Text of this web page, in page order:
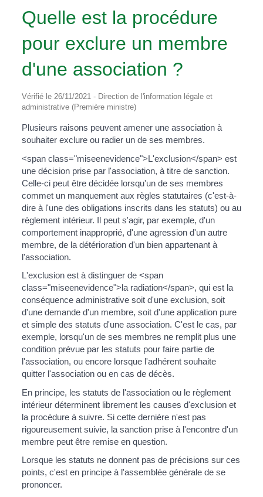
Quelle est la procédure
pour exclure un membre
d'une association ?
Vérifié le 26/11/2021 - Direction de l'information légale et
administrative (Première ministre)
Plusieurs raisons peuvent amener une association à
souhaiter exclure ou radier un de ses membres.
<span class="miseenevidence">L'exclusion</span> est
une décision prise par l'association, à titre de sanction.
Celle-ci peut être décidée lorsqu'un de ses membres
commet un manquement aux règles statutaires (c'est-à-
dire à l'une des obligations inscrits dans les statuts) ou au
règlement intérieur. Il peut s'agir, par exemple, d'un
comportement inapproprié, d'une agression d'un autre
membre, de la détérioration d'un bien appartenant à
l'association.
L'exclusion est à distinguer de <span
class="miseenevidence">la radiation</span>, qui est la
conséquence administrative soit d'une exclusion, soit
d'une demande d'un membre, soit d'une application pure
et simple des statuts d'une association. C'est le cas, par
exemple, lorsqu'un de ses membres ne remplit plus une
condition prévue par les statuts pour faire partie de
l'association, ou encore lorsque l'adhérent souhaite
quitter l'association ou en cas de décès.
En principe, les statuts de l'association ou le règlement
intérieur déterminent librement les causes d'exclusion et
la procédure à suivre. Si cette dernière n'est pas
rigoureusement suivie, la sanction prise à l'encontre d'un
membre peut être remise en question.
Lorsque les statuts ne donnent pas de précisions sur ces
points, c'est en principe à l'assemblée générale de se
prononcer.